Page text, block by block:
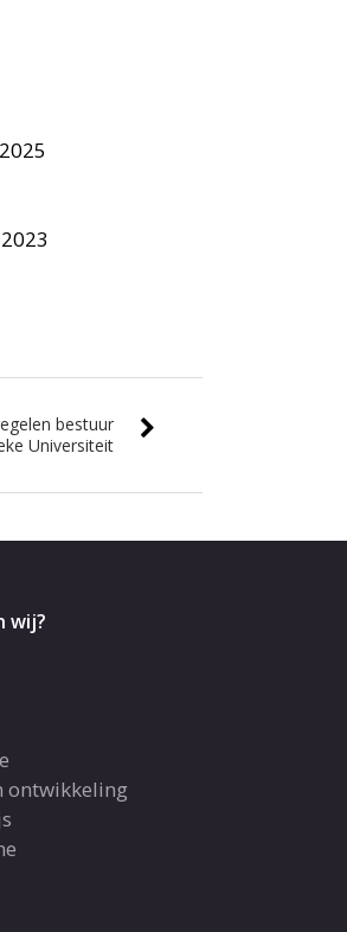
bestuur
Universiteit
wij?
ontwikkeling